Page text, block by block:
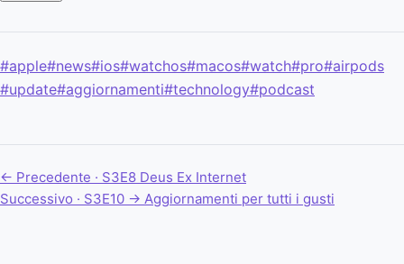
#apple#news#ios#watchos#macos#watch#pro#airpods
#update#aggiornamenti#technology#podcast
← Precedente · S3E8 Deus Ex Internet
Successivo · S3E10 → Aggiornamenti per tutti i gusti